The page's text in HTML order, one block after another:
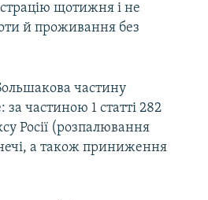
щотижня і не
й проживання без
частину
частиною 1 статті 282
Росії (розпалювання
а також приниження